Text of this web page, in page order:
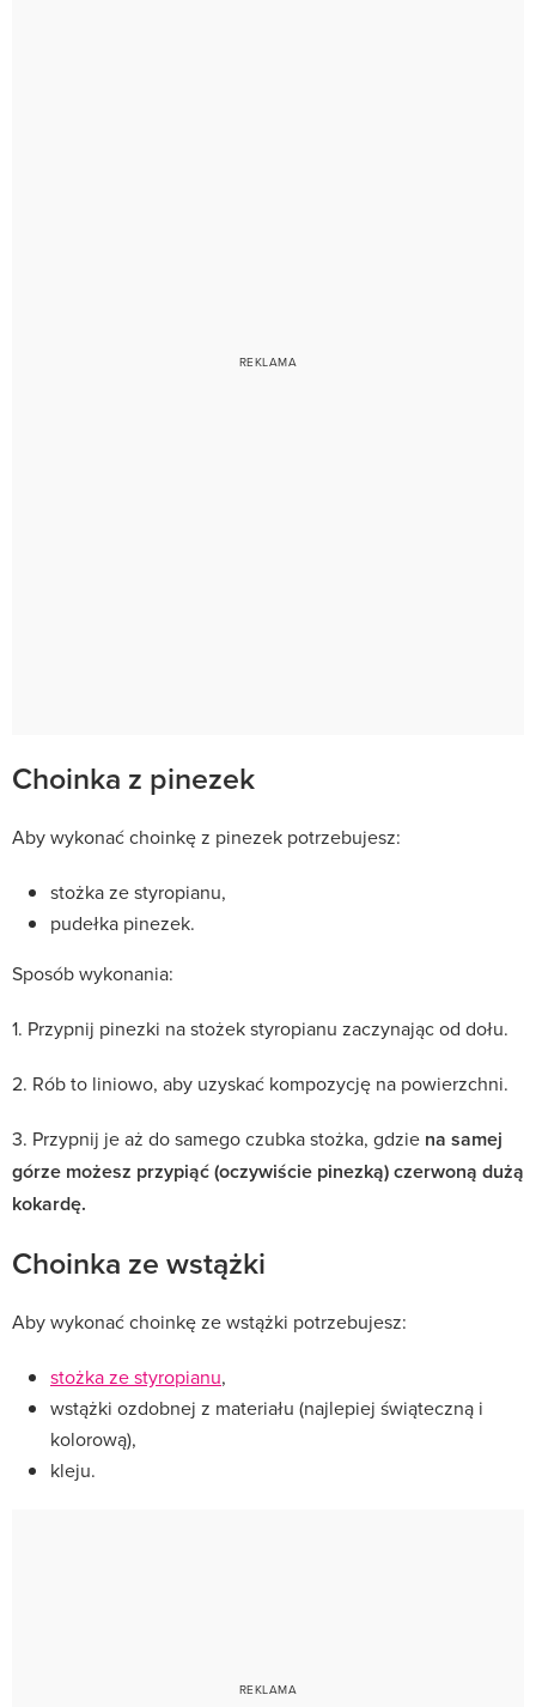
Choinka z pinezek
Aby wykonać choinkę z pinezek potrzebujesz:
stożka ze styropianu,
pudełka pinezek.
Sposób wykonania:
1. Przypnij pinezki na stożek styropianu zaczynając od dołu.
2. Rób to liniowo, aby uzyskać kompozycję na powierzchni.
3. Przypnij je aż do samego czubka stożka, gdzie na samej
górze możesz przypiąć (oczywiście pinezką) czerwoną dużą
kokardę.
Choinka ze wstążki
Aby wykonać choinkę ze wstążki potrzebujesz:
stożka ze styropianu,
wstążki ozdobnej z materiału (najlepiej świąteczną i
kolorową),
kleju.